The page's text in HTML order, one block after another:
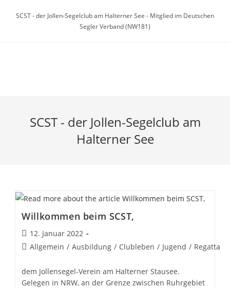
InhaltSCST - der Jollen-Segelclub am Halterner See - Mitglied im Deutschen
Segler Verband (NW181)
SCST - der Jollen-Segelclub am
Halterner See
Willkommen beim SCST,
Beitrag
veröffentlicht:
12. Januar 2022
Beitrags-
Allgemein / Ausbildung / Clubleben / Jugend / Regatta
dem Jollensegel-Verein am Halterner Stausee.
Gelegen in NRW, an der Grenze zwischen Ruhrgebiet